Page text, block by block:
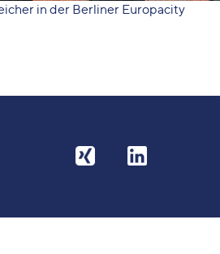
in der Berliner Europacity